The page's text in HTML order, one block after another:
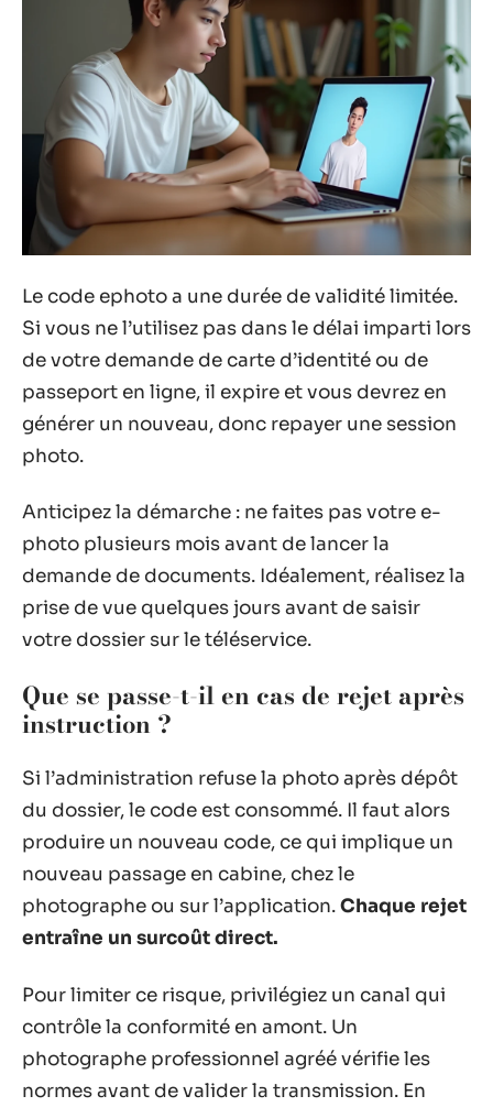
Le code ephoto a une durée de validité limitée.
Si vous ne l’utilisez pas dans le délai imparti lors
de votre demande de carte d’identité ou de
passeport en ligne, il expire et vous devrez en
générer un nouveau, donc repayer une session
photo.
Anticipez la démarche : ne faites pas votre e-
photo plusieurs mois avant de lancer la
demande de documents. Idéalement, réalisez la
prise de vue quelques jours avant de saisir
votre dossier sur le téléservice.
Que se passe-t-il en cas de rejet après
instruction ?
Si l’administration refuse la photo après dépôt
du dossier, le code est consommé. Il faut alors
produire un nouveau code, ce qui implique un
nouveau passage en cabine, chez le
photographe ou sur l’application.Chaque rejet
entraîne un surcoût direct.
Pour limiter ce risque, privilégiez un canal qui
contrôle la conformité en amont. Un
photographe professionnel agréé vérifie les
normes avant de valider la transmission. En